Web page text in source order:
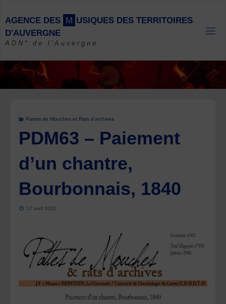
content
AGENCE DES M USIQUES DES TERRITOIRES
D'AUVERGNE
ADN* de l'Auvergne
Pattes de Mouches et Rats d'archives
PDM63 – Paiement
d’un chantre,
Bourbonnais, 1840
17 avril 2020